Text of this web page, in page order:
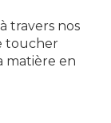
travers nos
toucher
matière en